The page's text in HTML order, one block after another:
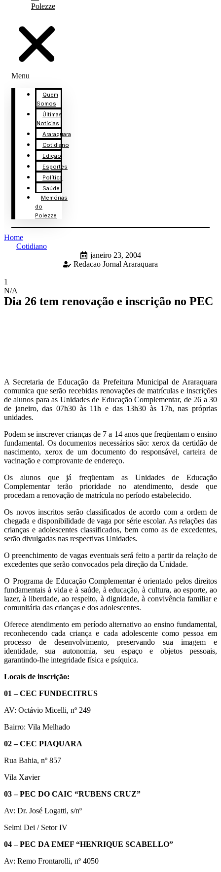
Polezze
Menu
Quem
Somos
Últimas
Notícias
Araraquara
Cotidiano
Edição
Esportes
Política
Saúde
Memórias
do
Polezze
Home
Cotidiano
janeiro 23, 2004
Redacao Jornal Araraquara
1
N/A
Dia 26 tem renovação e inscrição no PEC
A Secretaria de Educação da Prefeitura Municipal de Araraquara
comunica que serão recebidas renovações de matrículas e inscrições
de alunos para as Unidades de Educação Complementar, de 26 a 30
de janeiro, das 07h30 às 11h e das 13h30 às 17h, nas próprias
unidades.
Podem se inscrever crianças de 7 a 14 anos que freqüentam o ensino
fundamental. Os documentos necessários são: xerox da certidão de
nascimento, xerox de um documento do responsável, carteira de
vacinação e comprovante de endereço.
Os alunos que já freqüentam as Unidades de Educação
Complementar terão prioridade no atendimento, desde que
procedam a renovação de matrícula no período estabelecido.
Os novos inscritos serão classificados de acordo com a ordem de
chegada e disponibilidade de vaga por série escolar. As relações das
crianças e adolescentes classificados, bem como as de excedentes,
serão divulgadas nas respectivas Unidades.
O preenchimento de vagas eventuais será feito a partir da relação de
excedentes que serão convocados pela direção da Unidade.
O Programa de Educação Complementar é orientado pelos direitos
fundamentais à vida e à saúde, à educação, à cultura, ao esporte, ao
lazer, à liberdade, ao respeito, à dignidade, à convivência familiar e
comunitária das crianças e dos adolescentes.
Oferece atendimento em período alternativo ao ensino fundamental,
reconhecendo cada criança e cada adolescente como pessoa em
processo de desenvolvimento, preservando sua imagem e
identidade, sua autonomia, seu espaço e objetos pessoais,
garantindo-lhe integridade física e psíquica.
Locais de inscrição:
01 – CEC FUNDECITRUS
AV: Octávio Micelli, nº 249
Bairro: Vila Melhado
02 – CEC PIAQUARA
Rua Bahia, nº 857
Vila Xavier
03 – PEC DO CAIC “RUBENS CRUZ”
Av: Dr. José Logatti, s/nº
Selmi Dei / Setor IV
04 – PEC DA EMEF “HENRIQUE SCABELLO”
Av: Remo Frontarolli, nº 4050